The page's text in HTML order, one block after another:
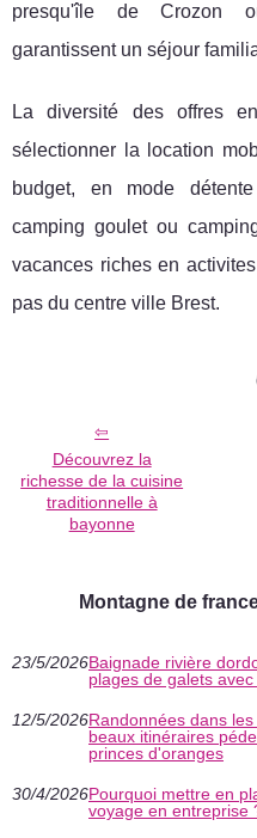
presqu'île de Crozon
garantissent un séjour
La diversité des offres
sélectionner la location
budget, en mode
camping goulet ou
vacances riches en
pas du centre ville Brest.
Découvrez la
richesse de la cuisine
traditionnelle à
bayonne
Montagne de
23/5/2026Baignade rivière
plages de galets
12/5/2026Randonnées dans
beaux itinéraires
princes d'oranges
30/4/2026Pourquoi mettre en
voyage en entreprise